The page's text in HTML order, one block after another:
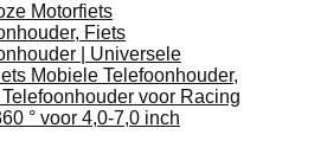
Motorfiets
Fiets
| Universele
Mobiele Telefoonhouder,
voor Racing
° voor 4,0-7,0 inch